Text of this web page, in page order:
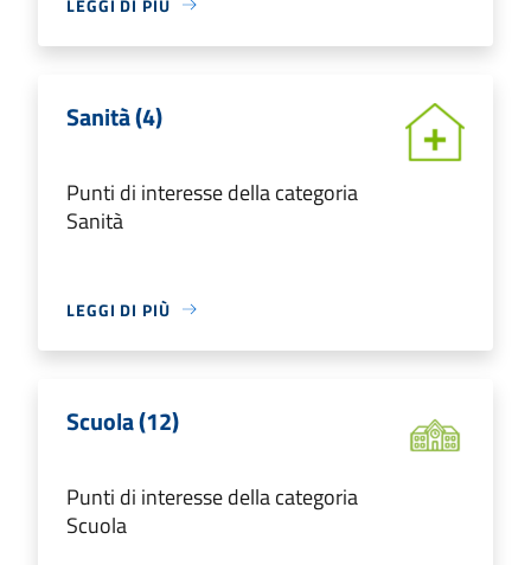
Sanità (4)
Punti di interesse della categoria
Sanità
LEGGI DI PIÙ
Scuola (12)
Punti di interesse della categoria
Scuola